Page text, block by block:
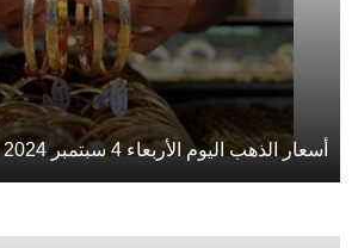
أسعار الذهب اليوم الأربعاء 4 سبتمبر 2024 في مصر